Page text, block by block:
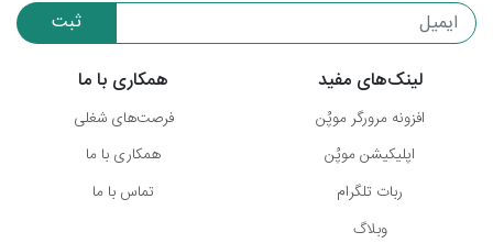
ثبت
لینک‌های مفید
افزونه مرورگر موپُن
اپلیکیشن موپُن
ربات تلگرام
وبلاگ
همکاری با ما
فرصت‌های شغلی
همکاری با ما
تماس با ما